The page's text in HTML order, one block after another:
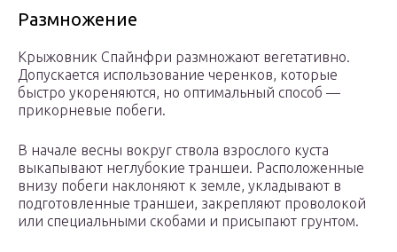
Размножение
Крыжовник Спайнфри размножают вегетативно.
Допускается использование черенков, которые
быстро укореняются, но оптимальный способ —
прикорневые побеги.
В начале весны вокруг ствола взрослого куста
выкапывают неглубокие траншеи. Расположенные
внизу побеги наклоняют к земле, укладывают в
подготовленные траншеи, закрепляют проволокой
или специальными скобами и присыпают грунтом.